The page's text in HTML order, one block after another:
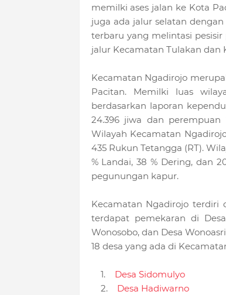
memilki ases jalan ke Kota
juga ada jalur selatan
terbaru yang melintasi
jalur Kecamatan Tulakan
Kecamatan Ngadirojo
Pacitan. Memilki luas
berdasarkan laporan
24.396 jiwa dan perempuan
Wilayah Kecamatan
435 Rukun Tetangga (RT).
% Landai, 38 % Dering, dan
pegunungan kapur.
Kecamatan Ngadirojo terdiri
terdapat pemekaran di
Wonosobo, dan Desa
18 desa yang ada di
1. Desa Sidomulyo
2. Desa Hadiwarno